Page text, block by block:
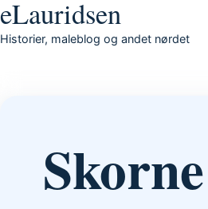
Gå til indhold
eLauridsen
Historier, maleblog og andet nørdet